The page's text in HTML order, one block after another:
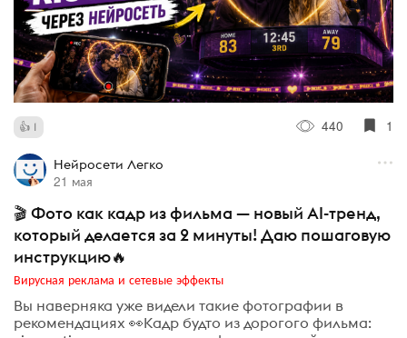
1 440 1
Нейросети Легко
21 мая
🎬 Фото как кадр из фильма — новый AI-тренд,
который делается за 2 минуты! Даю пошаговую
инструкцию🔥
Вирусная реклама и сетевые эффекты
Вы наверняка уже видели такие фотографии в
рекомендациях 👀Кадр будто из дорогого фильма: